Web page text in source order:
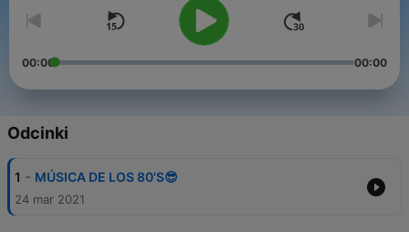
00:00 00:00
Odcinki
1 - MÚSICA DE LOS 80'S😎
24 mar 2021